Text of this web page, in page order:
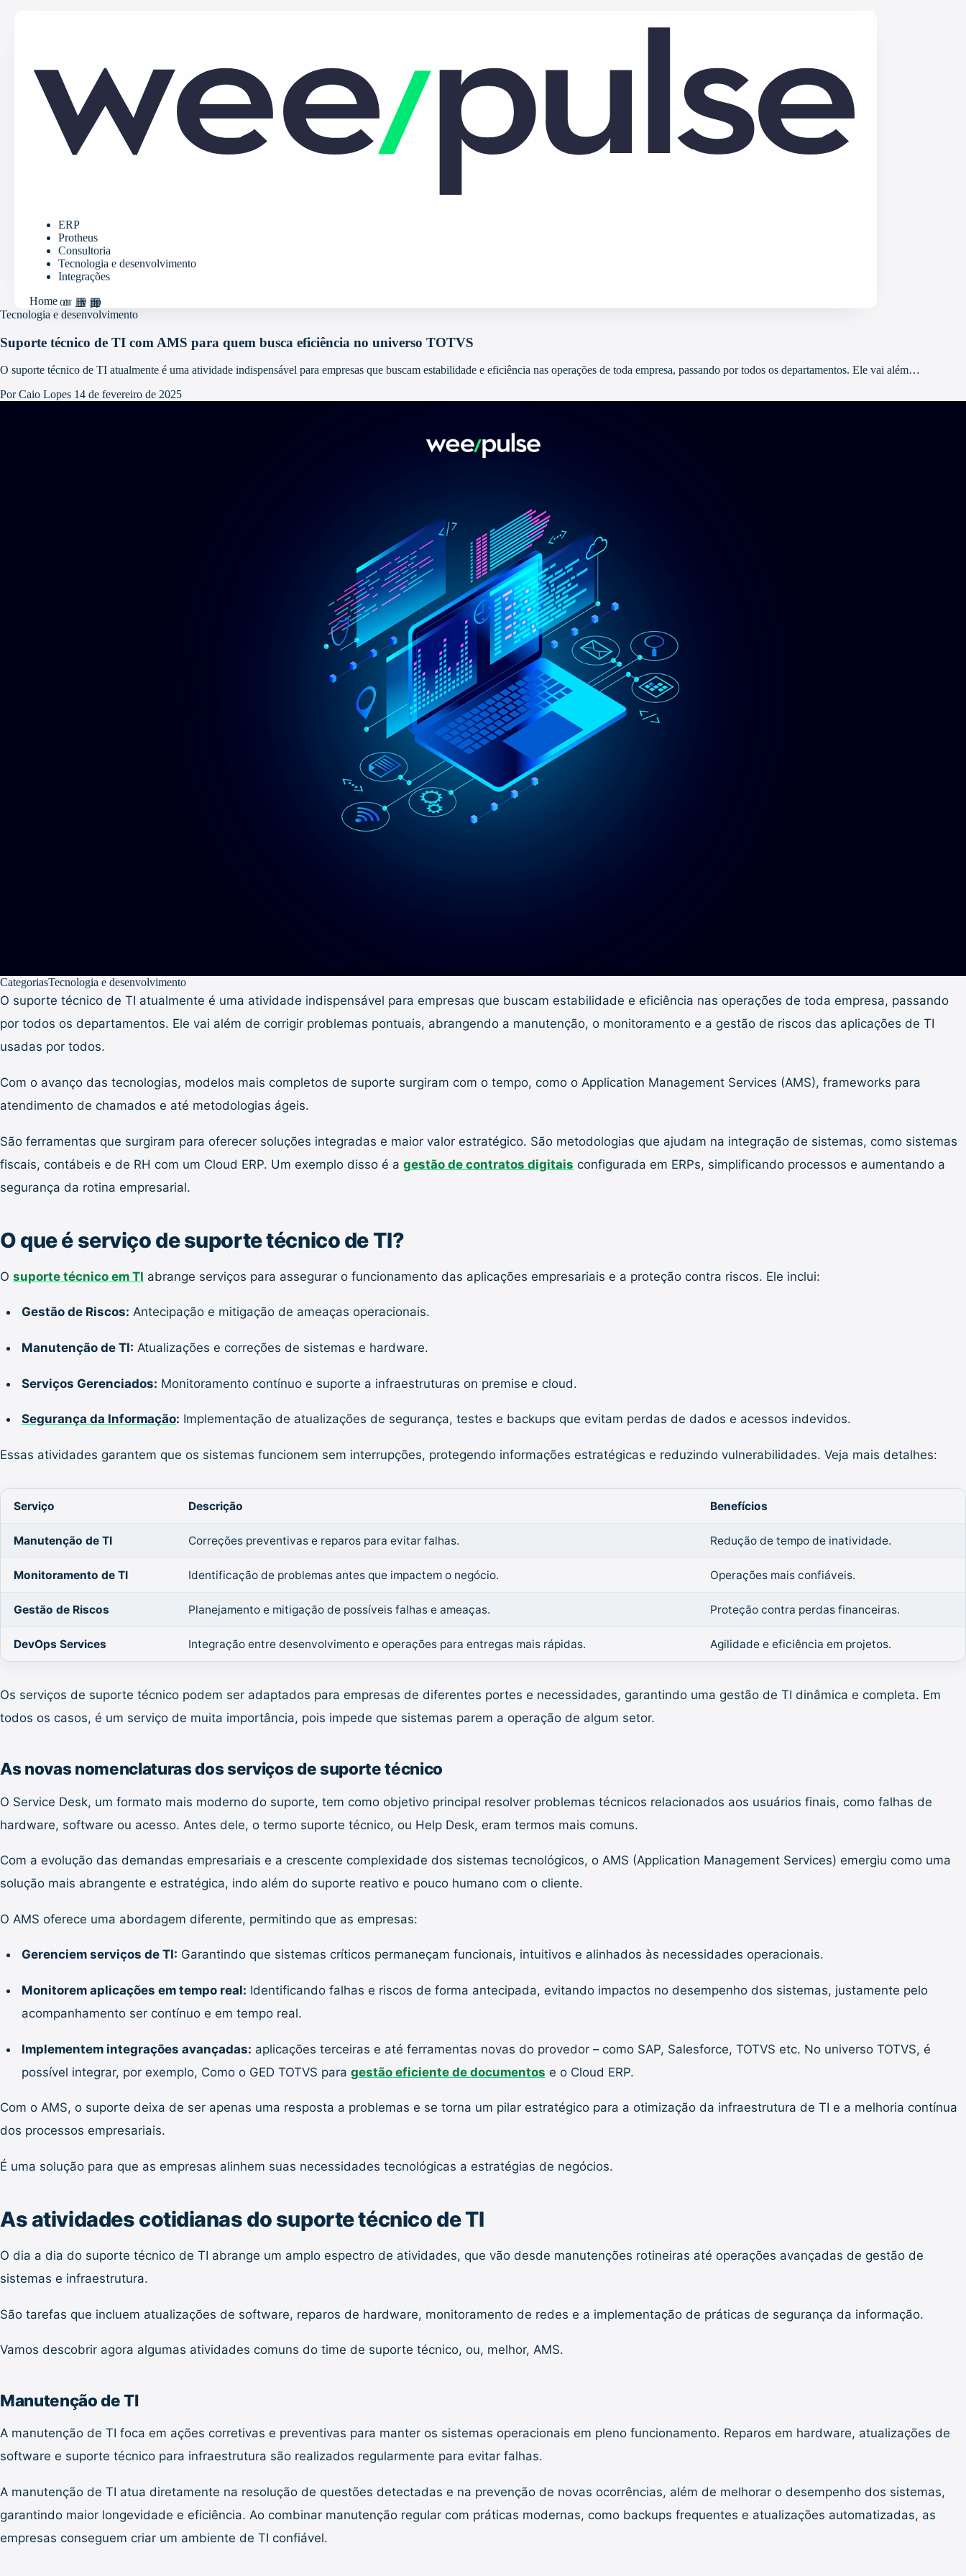
ERP
Protheus
Consultoria
Tecnologia e desenvolvimento
Integrações
Homehome
grid_view
apps
Tecnologia e desenvolvimento
Suporte técnico de TI com AMS para quem busca eficiência no universo TOTVS
O suporte técnico de TI atualmente é uma atividade indispensável para empresas que buscam estabilidade e eficiência nas operações de toda empresa, passando por todos os departamentos. Ele vai além…
Por Caio Lopes 14 de fevereiro de 2025
CategoriasTecnologia e desenvolvimento
O suporte técnico de TI atualmente é uma atividade indispensável para empresas que buscam estabilidade e eficiência nas operações de toda empresa, passando
por todos os departamentos. Ele vai além de corrigir problemas pontuais, abrangendo a manutenção, o monitoramento e a gestão de riscos das aplicações de TI
usadas por todos.
Com o avanço das tecnologias, modelos mais completos de suporte surgiram com o tempo, como o Application Management Services (AMS), frameworks para
atendimento de chamados e até metodologias ágeis.
São ferramentas que surgiram para oferecer soluções integradas e maior valor estratégico. São metodologias que ajudam na integração de sistemas, como sistemas
fiscais, contábeis e de RH com um Cloud ERP. Um exemplo disso é a gestão de contratos digitais configurada em ERPs, simplificando processos e aumentando a
segurança da rotina empresarial.
O que é serviço de suporte técnico de TI?
O suporte técnico em TI abrange serviços para assegurar o funcionamento das aplicações empresariais e a proteção contra riscos. Ele inclui:
Gestão de Riscos: Antecipação e mitigação de ameaças operacionais.
Manutenção de TI: Atualizações e correções de sistemas e hardware.
Serviços Gerenciados: Monitoramento contínuo e suporte a infraestruturas on premise e cloud.
Segurança da Informação: Implementação de atualizações de segurança, testes e backups que evitam perdas de dados e acessos indevidos.
Essas atividades garantem que os sistemas funcionem sem interrupções, protegendo informações estratégicas e reduzindo vulnerabilidades. Veja mais detalhes:
Serviço Descrição Benefícios
Manutenção de TI Correções preventivas e reparos para evitar falhas. Redução de tempo de inatividade.
Monitoramento de TI Identificação de problemas antes que impactem o negócio. Operações mais confiáveis.
Gestão de Riscos Planejamento e mitigação de possíveis falhas e ameaças. Proteção contra perdas financeiras.
DevOps Services Integração entre desenvolvimento e operações para entregas mais rápidas. Agilidade e eficiência em projetos.
Os serviços de suporte técnico podem ser adaptados para empresas de diferentes portes e necessidades, garantindo uma gestão de TI dinâmica e completa. Em
todos os casos, é um serviço de muita importância, pois impede que sistemas parem a operação de algum setor.
As novas nomenclaturas dos serviços de suporte técnico
O Service Desk, um formato mais moderno do suporte, tem como objetivo principal resolver problemas técnicos relacionados aos usuários finais, como falhas de
hardware, software ou acesso. Antes dele, o termo suporte técnico, ou Help Desk, eram termos mais comuns.
Com a evolução das demandas empresariais e a crescente complexidade dos sistemas tecnológicos, o AMS (Application Management Services) emergiu como uma
solução mais abrangente e estratégica, indo além do suporte reativo e pouco humano com o cliente.
O AMS oferece uma abordagem diferente, permitindo que as empresas:
Gerenciem serviços de TI: Garantindo que sistemas críticos permaneçam funcionais, intuitivos e alinhados às necessidades operacionais.
Monitorem aplicações em tempo real: Identificando falhas e riscos de forma antecipada, evitando impactos no desempenho dos sistemas, justamente pelo
acompanhamento ser contínuo e em tempo real.
Implementem integrações avançadas: aplicações terceiras e até ferramentas novas do provedor – como SAP, Salesforce, TOTVS etc. No universo TOTVS, é
possível integrar, por exemplo, Como o GED TOTVS para gestão eficiente de documentos e o Cloud ERP.
Com o AMS, o suporte deixa de ser apenas uma resposta a problemas e se torna um pilar estratégico para a otimização da infraestrutura de TI e a melhoria contínua
dos processos empresariais.
É uma solução para que as empresas alinhem suas necessidades tecnológicas a estratégias de negócios.
As atividades cotidianas do suporte técnico de TI
O dia a dia do suporte técnico de TI abrange um amplo espectro de atividades, que vão desde manutenções rotineiras até operações avançadas de gestão de
sistemas e infraestrutura.
São tarefas que incluem atualizações de software, reparos de hardware, monitoramento de redes e a implementação de práticas de segurança da informação.
Vamos descobrir agora algumas atividades comuns do time de suporte técnico, ou, melhor, AMS.
Manutenção de TI
A manutenção de TI foca em ações corretivas e preventivas para manter os sistemas operacionais em pleno funcionamento. Reparos em hardware, atualizações de
software e suporte técnico para infraestrutura são realizados regularmente para evitar falhas.
A manutenção de TI atua diretamente na resolução de questões detectadas e na prevenção de novas ocorrências, além de melhorar o desempenho dos sistemas,
garantindo maior longevidade e eficiência. Ao combinar manutenção regular com práticas modernas, como backups frequentes e atualizações automatizadas, as
empresas conseguem criar um ambiente de TI confiável.